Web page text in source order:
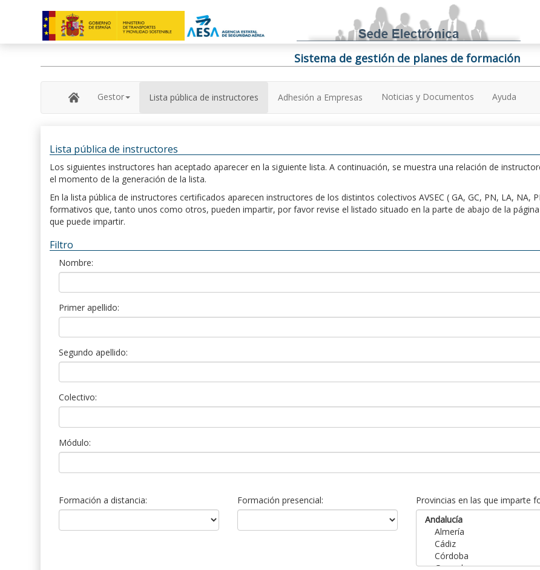
Sistema de gestión de planes de formación
Gestor Lista pública de instructores Adhesión a Empresas Noticias y Documentos Ayuda
Lista pública de instructores
Los siguientes instructores han aceptado aparecer en la siguiente lista. A continuación, se muestra una relación de
el momento de la generación de la lista.
En la lista pública de instructores certificados aparecen instructores de los distintos colectivos AVSEC ( GA, GC, PN, LA, NA,
formativos que, tanto unos como otros, pueden impartir, por favor revise el listado situado en la parte de abajo de la
que puede impartir.
Filtro
Nombre:
Primer apellido:
Segundo apellido:
Colectivo:
Módulo:
Formación a distancia: Formación presencial: Provincias en las que imparte